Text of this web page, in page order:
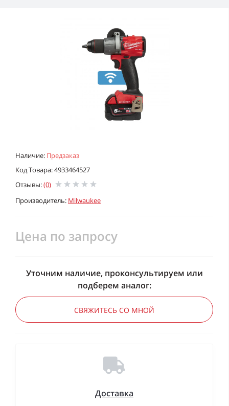
Наличие: Предзаказ
Код Товара: 4933464527
Отзывы:(0)
Производитель: Milwaukee
Цена по запросу
Уточним наличие, проконсультируем или
подберем аналог:
СВЯЖИТЕСЬ СО МНОЙ
Доставка